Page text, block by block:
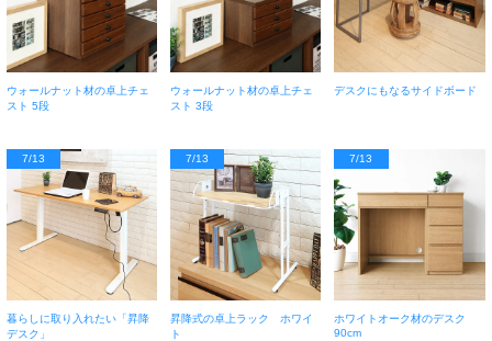
ウォールナット材の卓上チェ
スト 5段
ウォールナット材の卓上チェ
スト 3段
デスクにもなるサイドボード
7/13
暮らしに取り入れたい「昇降
デスク」
7/13
昇降式の卓上ラック ホワイ
ト
7/13
ホワイトオーク材のデスク
90cm